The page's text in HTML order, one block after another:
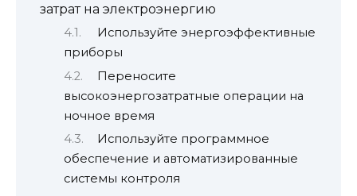
затрат на электроэнергию
Используйте энергоэффективные
приборы
Переносите
высокоэнергозатратные операции на
ночное время
Используйте программное
обеспечение и автоматизированные
системы контроля